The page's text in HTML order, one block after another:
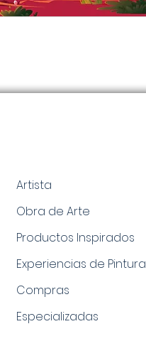
Artista
Obra de Arte
Productos Inspirados
Experiencias de Pintura
Compras
Especializadas